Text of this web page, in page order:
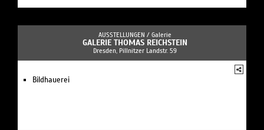
AUSSTELLUNGEN / Galerie
GALERIE THOMAS REICHSTEIN
Dresden, Pillnitzer Landstr. 59
Bildhauerei